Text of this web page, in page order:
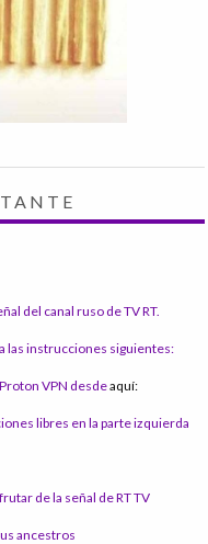
del canal ruso de TV RT.
las instrucciones siguientes:
VPN desdeaquí:
libres en la parte izquierda
de la señal de RT TV
ancestros